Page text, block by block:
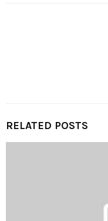
RELATED POSTS